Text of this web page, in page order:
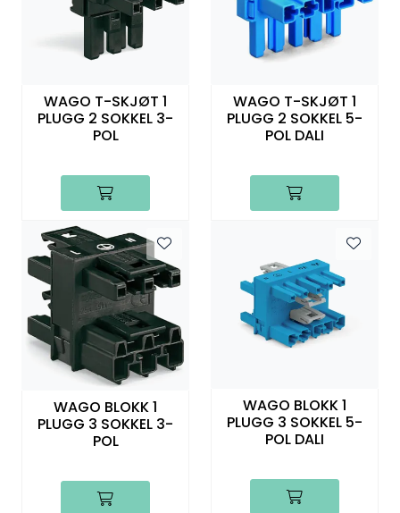
WAGO T-SKJØT 1
PLUGG 2 SOKKEL 3-
POL
WAGO T-SKJØT 1
PLUGG 2 SOKKEL 5-
POL DALI
WAGO BLOKK 1
PLUGG 3 SOKKEL 3-
POL
WAGO BLOKK 1
PLUGG 3 SOKKEL 5-
POL DALI